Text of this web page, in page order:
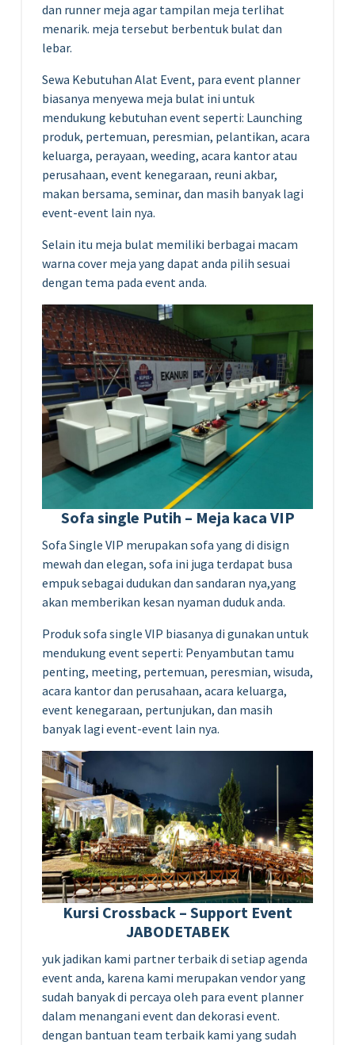
dan runner meja agar tampilan meja terlihat
menarik. meja tersebut berbentuk bulat dan
lebar.
Sewa Kebutuhan Alat Event, para event planner
biasanya menyewa meja bulat ini untuk
mendukung kebutuhan event seperti: Launching
produk, pertemuan, peresmian, pelantikan, acara
keluarga, perayaan, weeding, acara kantor atau
perusahaan, event kenegaraan, reuni akbar,
makan bersama, seminar, dan masih banyak lagi
event-event lain nya.
Selain itu meja bulat memiliki berbagai macam
warna cover meja yang dapat anda pilih sesuai
dengan tema pada event anda.
Sofa single Putih – Meja kaca VIP
Sofa Single VIP merupakan sofa yang di disign
mewah dan elegan, sofa ini juga terdapat busa
empuk sebagai dudukan dan sandaran nya,yang
akan memberikan kesan nyaman duduk anda.
Produk sofa single VIP biasanya di gunakan untuk
mendukung event seperti: Penyambutan tamu
penting, meeting, pertemuan, peresmian, wisuda,
acara kantor dan perusahaan, acara keluarga,
event kenegaraan, pertunjukan, dan masih
banyak lagi event-event lain nya.
Kursi Crossback – Support Event
JABODETABEK
yuk jadikan kami partner terbaik di setiap agenda
event anda, karena kami merupakan vendor yang
sudah banyak di percaya oleh para event planner
dalam menangani event dan dekorasi event.
dengan bantuan team terbaik kami yang sudah